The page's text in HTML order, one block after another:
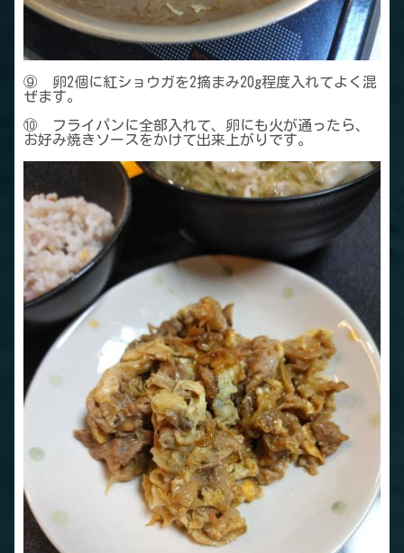
⑨ 卵2個に紅ショウガを2摘まみ20g程度入れてよく混
ぜます。
⑩ フライパンに全部入れて、卵にも火が通ったら、
お好み焼きソースをかけて出来上がりです。